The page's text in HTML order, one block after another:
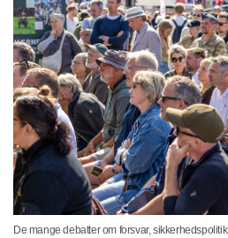
De mange debatter om forsvar,